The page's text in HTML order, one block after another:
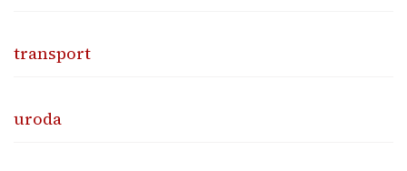
transport
uroda